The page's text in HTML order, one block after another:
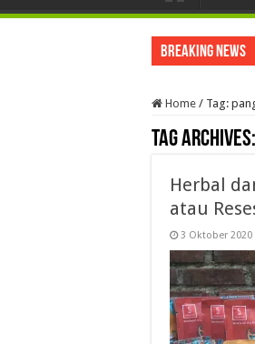
Breaking News
Home / Tag:
Tag Archives:
Herbal
atau
3 Oktober 2020